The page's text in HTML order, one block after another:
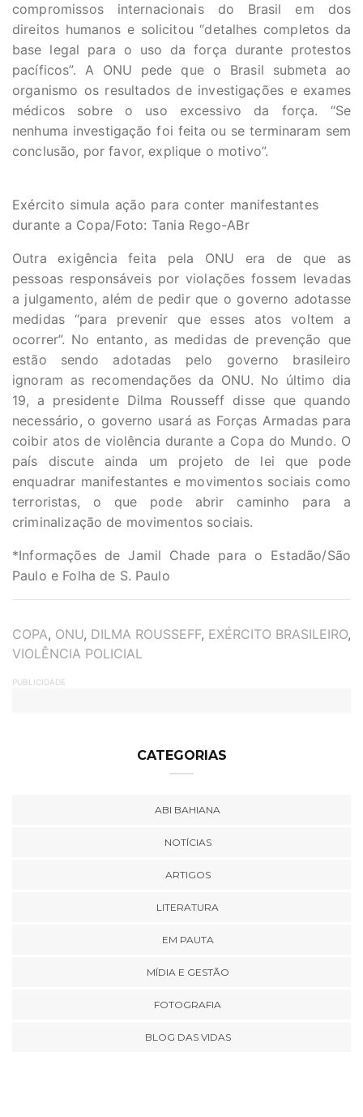
compromissos internacionais do Brasil em dos
direitos humanos e solicitou “detalhes completos da
base legal para o uso da força durante protestos
pacíficos”. A ONU pede que o Brasil submeta ao
organismo os resultados de investigações e exames
médicos sobre o uso excessivo da força. “Se
nenhuma investigação foi feita ou se terminaram sem
conclusão, por favor, explique o motivo”.
Exército simula ação para conter manifestantes
durante a Copa/Foto: Tania Rego-ABr
Outra exigência feita pela ONU era de que as
pessoas responsáveis por violações fossem levadas
a julgamento, além de pedir que o governo adotasse
medidas “para prevenir que esses atos voltem a
ocorrer”. No entanto, as medidas de prevenção que
estão sendo adotadas pelo governo brasileiro
ignoram as recomendações da ONU. No último dia
19, a presidente Dilma Rousseff disse que quando
necessário, o governo usará as Forças Armadas para
coibir atos de violência durante a Copa do Mundo. O
país discute ainda um projeto de lei que pode
enquadrar manifestantes e movimentos sociais como
terroristas, o que pode abrir caminho para a
criminalização de movimentos sociais.
*Informações de Jamil Chade para o Estadão/São
Paulo e Folha de S. Paulo
TAGS
COPA, ONU, DILMA ROUSSEFF, EXÉRCITO BRASILEIRO,
VIOLÊNCIA POLICIAL
PUBLICIDADE
CATEGORIAS
ABI BAHIANA
NOTÍCIAS
ARTIGOS
LITERATURA
EM PAUTA
MÍDIA E GESTÃO
FOTOGRAFIA
BLOG DAS VIDAS